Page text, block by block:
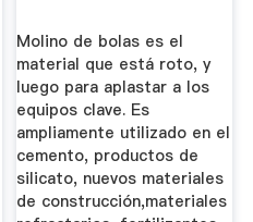
Molino de bolas es el
material que está roto, y
luego para aplastar a los
equipos clave. Es
ampliamente utilizado en el
cemento, productos de
silicato, nuevos materiales
de construcción,materiales